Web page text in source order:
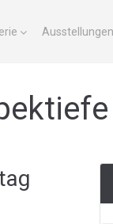
Ausstellungen